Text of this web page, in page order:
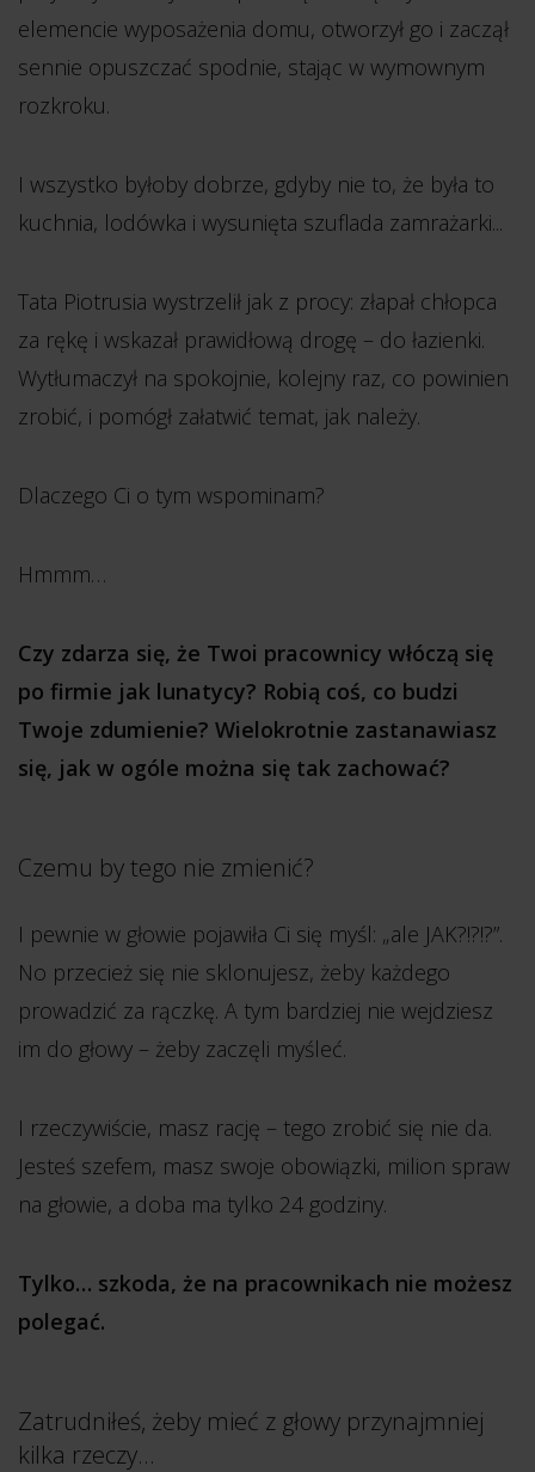
elemencie wyposażenia domu, otworzył go i zaczął
sennie opuszczać spodnie, stając w wymownym
rozkroku.
I wszystko byłoby dobrze, gdyby nie to, że była to
kuchnia, lodówka i wysunięta szuflada zamrażarki...
Tata Piotrusia wystrzelił jak z procy: złapał chłopca
za rękę i wskazał prawidłową drogę – do łazienki.
Wytłumaczył na spokojnie, kolejny raz, co powinien
zrobić, i pomógł załatwić temat, jak należy.
Dlaczego Ci o tym wspominam?
Hmmm…
Czy zdarza się, że Twoi pracownicy włóczą się
po firmie jak lunatycy? Robią coś, co budzi
Twoje zdumienie? Wielokrotnie zastanawiasz
się, jak w ogóle można się tak zachować?
Czemu by tego nie zmienić?
I pewnie w głowie pojawiła Ci się myśl: „ale JAK?!?!?”.
No przecież się nie sklonujesz, żeby każdego
prowadzić za rączkę. A tym bardziej nie wejdziesz
im do głowy – żeby zaczęli myśleć.
I rzeczywiście, masz rację – tego zrobić się nie da.
Jesteś szefem, masz swoje obowiązki, milion spraw
na głowie, a doba ma tylko 24 godziny.
Tylko… szkoda, że na pracownikach nie możesz
polegać.
Zatrudniłeś, żeby mieć z głowy przynajmniej
kilka rzeczy...